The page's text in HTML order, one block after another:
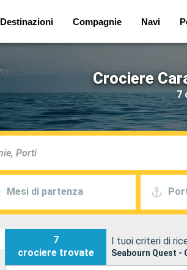
Destinazioni Compagnie Navi
Crociere
7
Mesi di partenza
7
crociere trovate
I tuoi criteri di
Seabourn Quest -